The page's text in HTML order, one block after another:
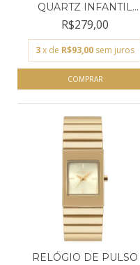
QUARTZ INFANTIL
MORMAII...
R$279,00
3x de R$93,00 sem juros
RELÓGIO DE PULSO